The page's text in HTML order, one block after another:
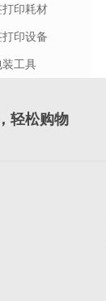
打印耗材
印设备
装工具
轻松购物